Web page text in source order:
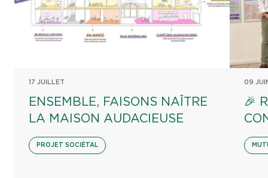
17 JUILLET
ENSEMBLE, FAISONS NAÎTRE
LA MAISON AUDACIEUSE
PROJET SOCIÉTAL
09
🎉